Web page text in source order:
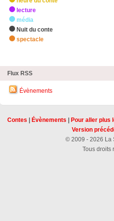
lecture
média
Nuit du conte
spectacle
Flux RSS
Évènements
Contes Évènements Pour aller plus
Version
© 2009 - 2026 La
Tous droits